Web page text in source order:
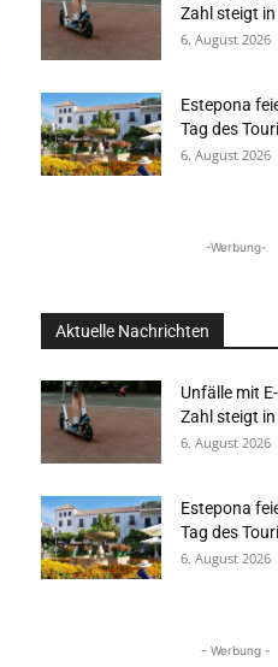
Zahl steigt
6. August 2026
Estepona
Tag des
6. August 2026
-Werbung-
Aktuelle Nachrichten
Unfälle mit
Zahl steigt
6. August 2026
Estepona
Tag des
6. August 2026
- Werbung -